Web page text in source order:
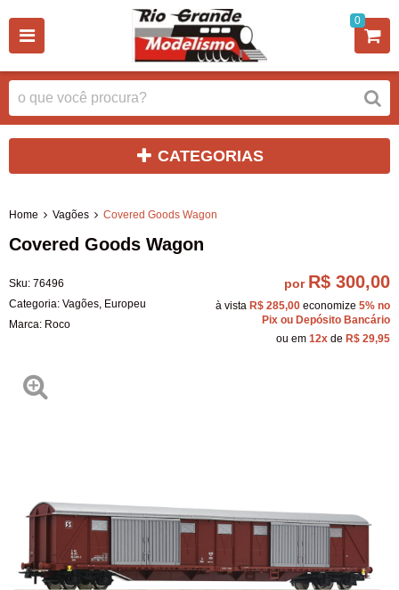
0
CATEGORIAS
Home Vagões Covered Goods Wagon
Covered Goods Wagon
Sku: 76496
Categoria: Vagões Europeu
Marca: Roco
por R$ 300,00
à vista R$ 285,00 economize 5% no
Pix ou Depósito Bancário
ou em 12x de R$ 29,95